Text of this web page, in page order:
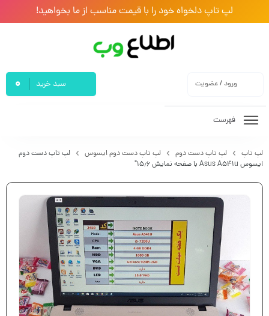
لپ تاپ دلخواه خود را با قیمت مناسب از ما بخواهید!
ورود / عضویت سبد خرید 0
فهرست
لپ تاپ لپ تاپ دست دوم لپ تاپ دست دوم ایسوس
لپ تاپ دست دوم
ایسوس Asus A541u با صفحه نمایش ۱۵٫۶″